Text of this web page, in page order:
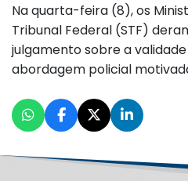
Na quarta-feira (8), os
Tribunal Federal (STF)
julgamento sobre a
abordagem policial